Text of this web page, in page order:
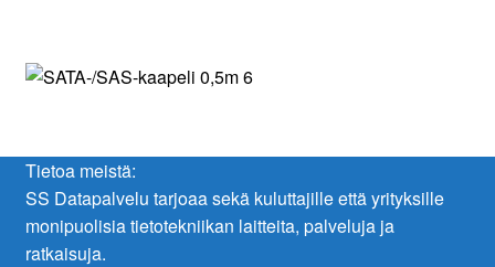
Tietoa meistä:
SS Datapalvelu tarjoaa sekä kuluttajille että yrityksille
monipuolisia tietotekniikan laitteita, palveluja ja
ratkaisuja.